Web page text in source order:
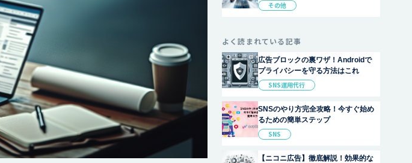
その他
よく読まれている記事
広告ブロックの裏ワザ！Androidで
プライバシーを守る方法はこれ
SNS運用代行
SNSのやり方完全攻略！今すぐ始め
るための簡単ステップ
SNS
【ニコニ広告】徹底解説！効果的な